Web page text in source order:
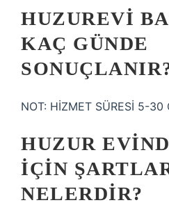
HUZUREVI
KAÇ GÜNDE
NOT: HİZMET SÜRESİ 5-30
HUZUR
IÇIN
NELERDIR?